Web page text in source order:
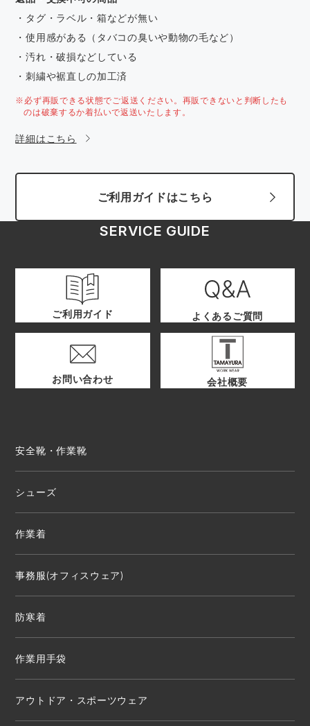
・タグ・ラベル・箱などが無い
・使用感がある（タバコの臭いや動物の毛など）
・汚れ・破損などしている
・刺繍や裾直しの加工済
※必ず再販できる状態でご返送ください。再販できないと判断したも
のは破棄するか着払いで返送いたします。
詳細はこちら
ご利用ガイドはこちら
SERVICE GUIDE
ご利用ガイド よくあるご質問
お問い合わせ 会社概要
安全靴・作業靴
シューズ
作業着
事務服(オフィスウェア)
防寒着
作業用手袋
アウトドア・スポーツウェア